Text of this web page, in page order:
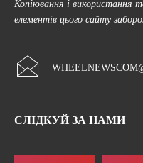
Копіювання і використання
елементів цього сайту
СЛІДКУЙ ЗА НАМИ